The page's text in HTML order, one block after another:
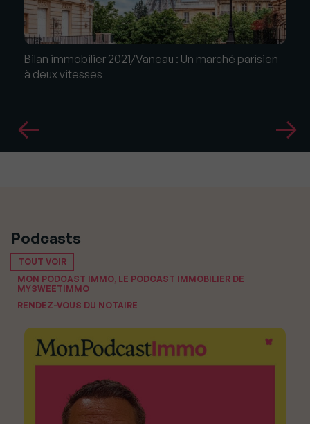
Bilan immobilier 2021/Vaneau : Un marché parisien
à deux vitesses
Podcasts
TOUT VOIR
MON PODCAST IMMO, LE PODCAST IMMOBILIER DE
MYSWEETIMMO
RENDEZ-VOUS DU NOTAIRE